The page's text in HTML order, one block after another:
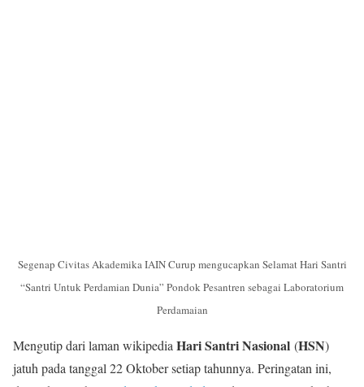
Segenap Civitas Akademika IAIN Curup mengucapkan Selamat Hari Santri
“Santri Untuk Perdamian Dunia” Pondok Pesantren sebagai Laboratorium
Perdamaian
Mengutip dari laman wikipedia Hari Santri Nasional (HSN)
jatuh pada tanggal 22 Oktober setiap tahunnya. Peringatan ini,